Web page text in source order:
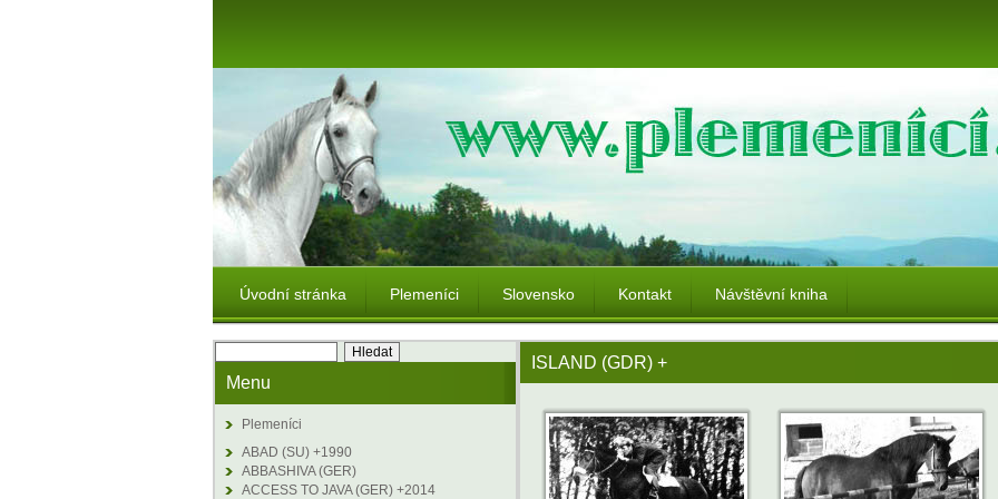
Úvodní stránka Plemeníci Slovensko Kontakt Návštěvní kniha
Menu
Plemeníci
ABAD (SU) +1990
ABBASHIVA (GER)
ACCESS TO JAVA (GER) +2014
ISLAND (GDR) +